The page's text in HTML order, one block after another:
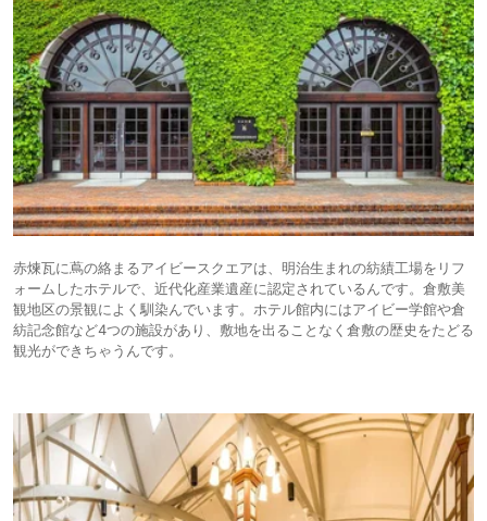
赤煉瓦に蔦の絡まるアイビースクエアは、明治生まれの紡績工場をリフ
ォームしたホテルで、近代化産業遺産に認定されているんです。倉敷美
観地区の景観によく馴染んでいます。ホテル館内にはアイビー学館や倉
紡記念館など4つの施設があり、敷地を出ることなく倉敷の歴史をたどる
観光ができちゃうんです。